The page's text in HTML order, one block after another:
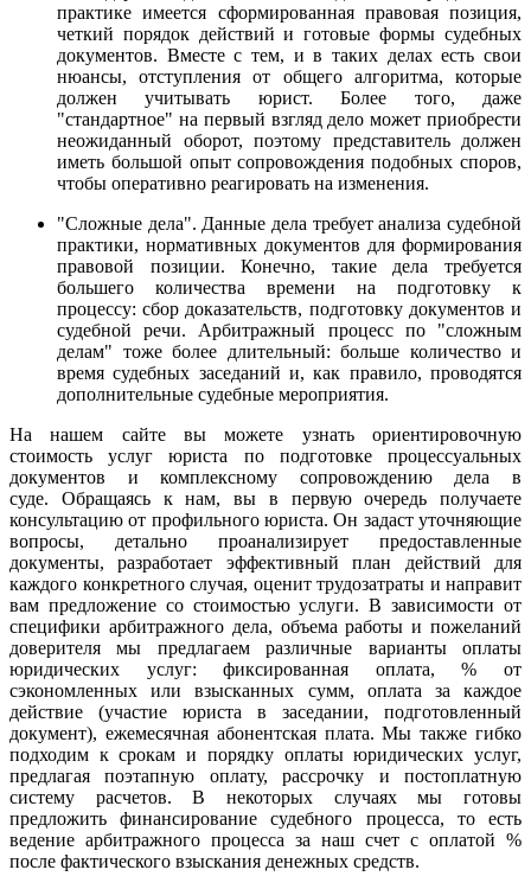
практике имеется сформированная правовая позиция,
четкий порядок действий и готовые формы судебных
документов. Вместе с тем, и в таких делах есть свои
нюансы, отступления от общего алгоритма, которые
должен учитывать юрист. Более того, даже
"стандартное" на первый взгляд дело может приобрести
неожиданный оборот, поэтому представитель должен
иметь большой опыт сопровождения подобных споров,
чтобы оперативно реагировать на изменения.
"Сложные дела". Данные дела требует анализа судебной
практики, нормативных документов для формирования
правовой позиции. Конечно, такие дела требуется
большего количества времени на подготовку к
процессу: сбор доказательств, подготовку документов и
судебной речи. Арбитражный процесс по "сложным
делам" тоже более длительный: больше количество и
время судебных заседаний и, как правило, проводятся
дополнительные судебные мероприятия.
На нашем сайте вы можете узнать ориентировочную
стоимость услуг юриста по подготовке процессуальных
документов и комплексному сопровождению дела в
суде. Обращаясь к нам, вы в первую очередь получаете
консультацию от профильного юриста. Он задаст уточняющие
вопросы, детально проанализирует предоставленные
документы, разработает эффективный план действий для
каждого конкретного случая, оценит трудозатраты и направит
вам предложение со стоимостью услуги. В зависимости от
специфики арбитражного дела, объема работы и пожеланий
доверителя мы предлагаем различные варианты оплаты
юридических услуг: фиксированная оплата, % от
сэкономленных или взысканных сумм, оплата за каждое
действие (участие юриста в заседании, подготовленный
документ), ежемесячная абонентская плата. Мы также гибко
подходим к срокам и порядку оплаты юридических услуг,
предлагая поэтапную оплату, рассрочку и постоплатную
систему расчетов. В некоторых случаях мы готовы
предложить финансирование судебного процесса, то есть
ведение арбитражного процесса за наш счет с оплатой %
после фактического взыскания денежных средств.